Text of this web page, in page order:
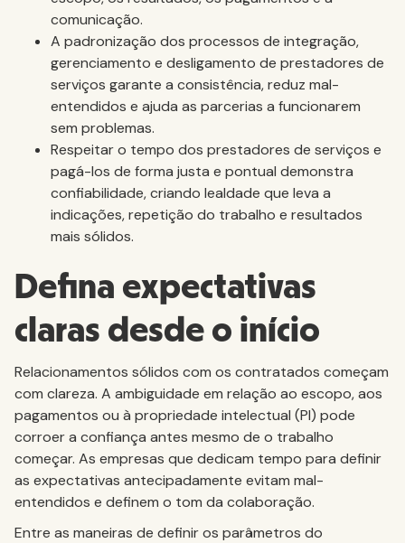
comunicação.
A padronização dos processos de integração,
gerenciamento e desligamento de prestadores de
serviços garante a consistência, reduz mal-
entendidos e ajuda as parcerias a funcionarem
sem problemas.
Respeitar o tempo dos prestadores de serviços e
pagá-los de forma justa e pontual demonstra
confiabilidade, criando lealdade que leva a
indicações, repetição do trabalho e resultados
mais sólidos.
Defina expectativas
claras desde o início
Relacionamentos sólidos com os contratados começam
com clareza. A ambiguidade em relação ao escopo, aos
pagamentos ou à propriedade intelectual (PI) pode
corroer a confiança antes mesmo de o trabalho
começar. As empresas que dedicam tempo para definir
as expectativas antecipadamente evitam mal-
entendidos e definem o tom da colaboração.
Entre as maneiras de definir os parâmetros do